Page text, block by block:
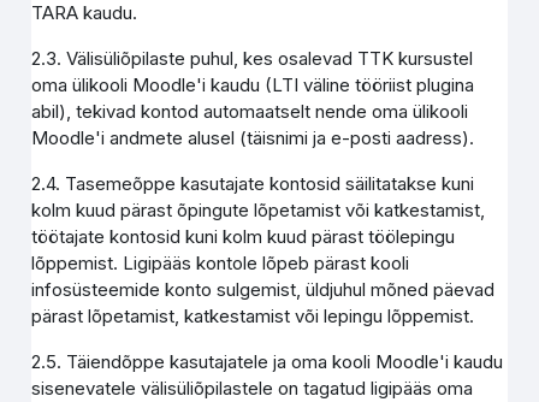
TARA kaudu.
2.3. Välisüliõpilaste puhul, kes osalevad TTK kursustel
oma ülikooli Moodle'i kaudu (LTI väline tööriist plugina
abil), tekivad kontod automaatselt nende oma ülikooli
Moodle'i andmete alusel (täisnimi ja e-posti aadress).
2.4. Tasemeõppe kasutajate kontosid säilitatakse kuni
kolm kuud pärast õpingute lõpetamist või katkestamist,
töötajate kontosid kuni kolm kuud pärast töölepingu
lõppemist. Ligipääs kontole lõpeb pärast kooli
infosüsteemide konto sulgemist, üldjuhul mõned päevad
pärast lõpetamist, katkestamist või lepingu lõppemist.
2.5. Täiendõppe kasutajatele ja oma kooli Moodle'i kaudu
sisenevatele välisüliõpilastele on tagatud ligipääs oma